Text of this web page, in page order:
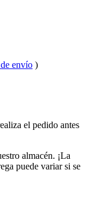
envío )
el pedido antes
almacén. ¡La
puede variar si se